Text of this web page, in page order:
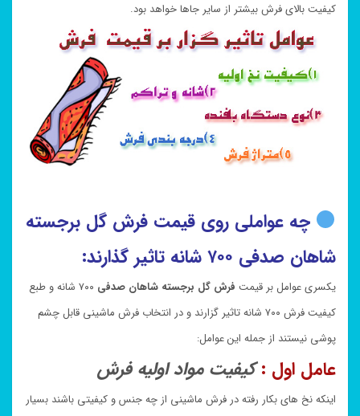
کیفیت بالای فرش بیشتر از سایر جاها خواهد بود.
چه عواملی روی قیمت فرش گل برجسته
شاهان صدفی ۷۰۰ شانه تاثیر گذارند:
یکسری عوامل بر قیمت فرش گل برجسته شاهان صدفی
۷۰۰ شانه و طبع
کیفیت فرش ۷۰۰ شانه تاثیر گزارند و در انتخاب فرش ماشینی قابل چشم
پوشی نیستند از جمله این عوامل:
عامل اول : کیفیت مواد اولیه فرش
اینکه نخ های بکار رفته در فرش ماشینی از چه جنس و کیفیتی باشند بسیار